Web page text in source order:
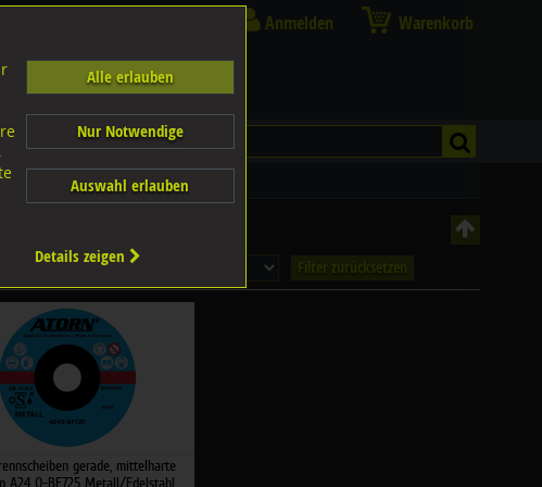
Anmelden Warenkorb
Filter zurücksetzen
gerade, mittelharte
A24 Q-BF725 Metall/Edelstahl
Alle erlauben
Nur Notwendige
Auswahl erlauben
Details zeigen